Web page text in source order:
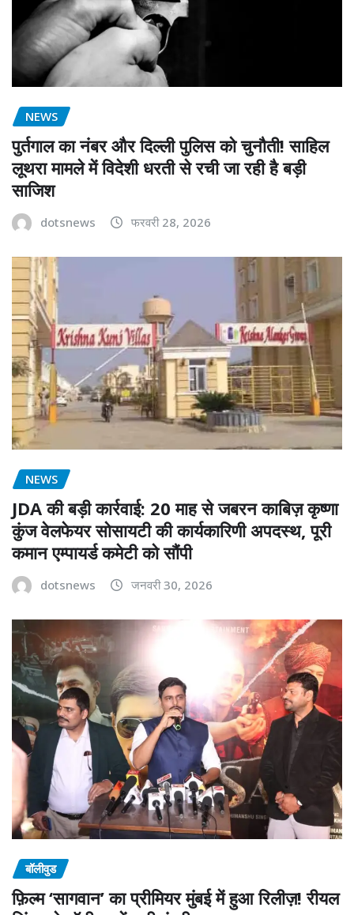
NEWS
पुर्तगाल का नंबर और दिल्ली पुलिस को चुनौती! साहिल
लूथरा मामले में विदेशी धरती से रची जा रही है बड़ी
साजिश
dotsnews फरवरी 28, 2026
NEWS
JDA की बड़ी कार्रवाई: 20 माह से जबरन काबिज़ कृष्णा
कुंज वेलफेयर सोसायटी की कार्यकारिणी अपदस्थ, पूरी
कमान एम्पायर्ड कमेटी को सौंपी
dotsnews जनवरी 30, 2026
बॉलीवुड
फ़िल्म ‘सागवान’ का प्रीमियर मुंबई में हुआ रिलीज़! रीयल